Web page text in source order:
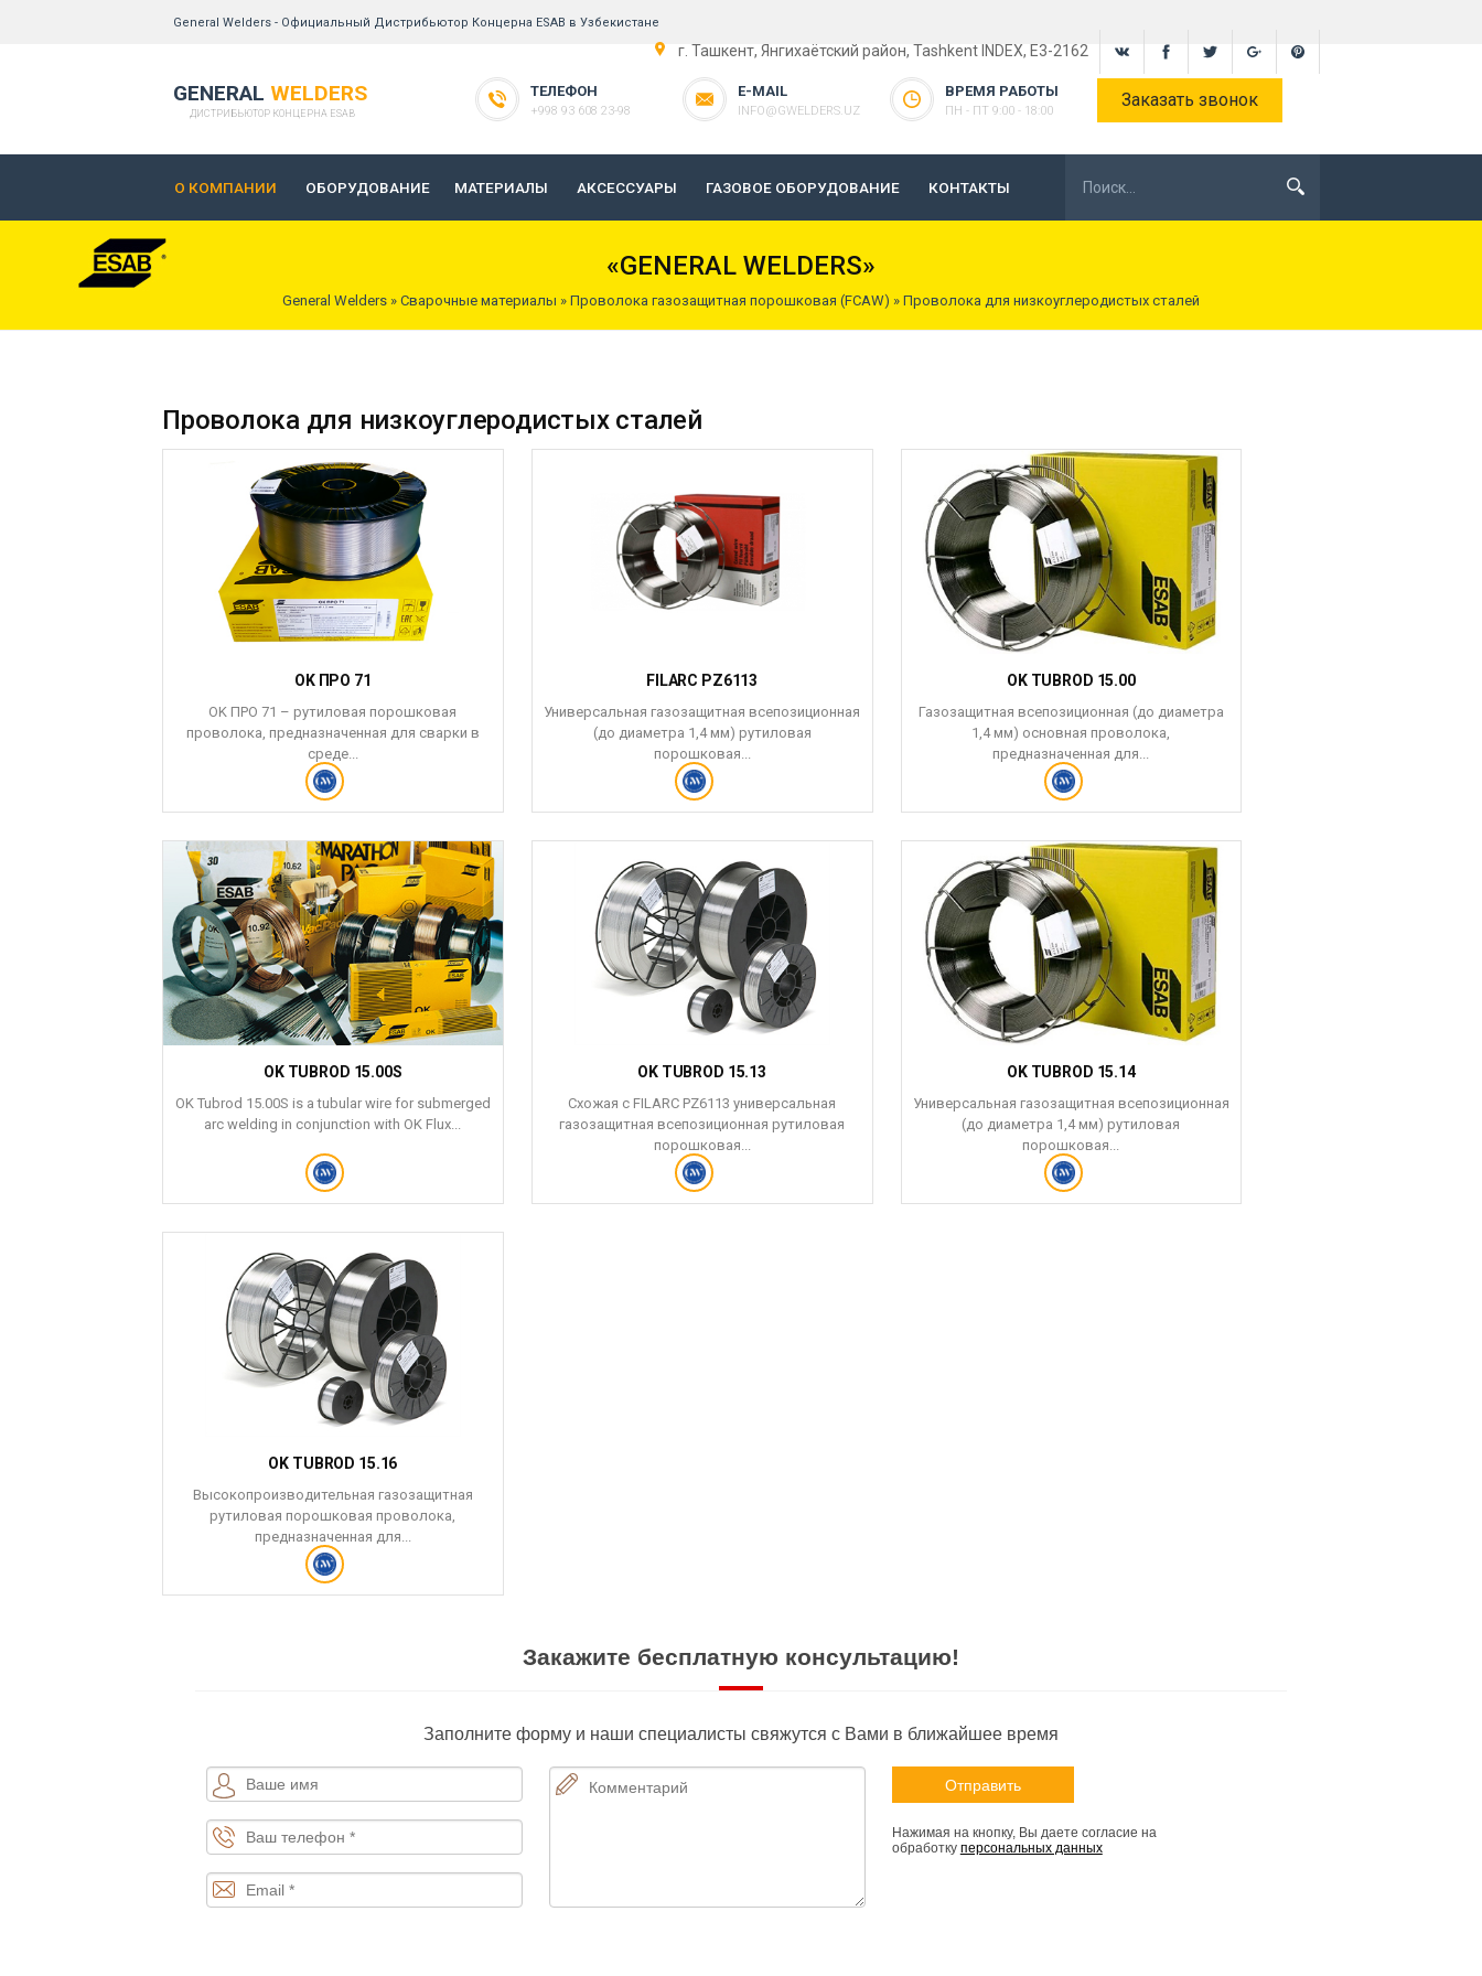
General Welders - Официальный Дистрибьютор Концерна ESAB в Узбекистане
г. Ташкент, Янгихаётский район, Tashkent INDEX, E3-2162
GENERAL WELDERS
ДИСТРИБЬЮТОР КОНЦЕРНА ESAB
ТЕЛЕФОН
+998 93 608 23-98
E-MAIL
INFO@GWELDERS.UZ
ВРЕМЯ РАБОТЫ
ПН - ПТ 9:00 - 18:00
Заказать звонок
О КОМПАНИИ ОБОРУДОВАНИЕ МАТЕРИАЛЫ АКСЕССУАРЫ ГАЗОВОЕ ОБОРУДОВАНИЕ КОНТАКТЫ
«GENERAL WELDERS»
General Welders » Сварочные материалы » Проволока газозащитная порошковая (FCAW) » Проволока для низкоуглеродистых сталей
Проволока для низкоуглеродистых сталей
OK ПРО 71
OK ПРО 71 – рутиловая порошковая
проволока, предназначенная для сварки в
среде...
FILARC PZ6113
Универсальная газозащитная всепозиционная
(до диаметра 1,4 мм) рутиловая
порошковая...
OK TUBROD 15.00
Газозащитная всепозиционная (до диаметра
1,4 мм) основная проволока,
предназначенная для...
OK TUBROD 15.00S
OK Tubrod 15.00S is a tubular wire for submerged
arc welding in conjunction with OK Flux...
OK TUBROD 15.13
Схожая с FILARC PZ6113 универсальная
газозащитная всепозиционная рутиловая
порошковая...
OK TUBROD 15.14
Универсальная газозащитная всепозиционная
(до диаметра 1,4 мм) рутиловая
порошковая...
OK TUBROD 15.16
Высокопроизводительная газозащитная
рутиловая порошковая проволока,
предназначенная для...
Закажите бесплатную консультацию!
Заполните форму и наши специалисты свяжутся с Вами в ближайшее время
Нажимая на кнопку, Вы даете согласие на
обработку персональных данных